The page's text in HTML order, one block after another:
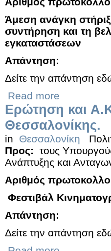
Άμεση ανάγκη
συντήρηση και τη
εγκαταστάσεων
Απάντηση:
Δείτε την απάντηση
Read more
Ερώτηση και
Θεσσαλονίκης.
in Θεσσαλονίκη
Προς:
τους
Ανάπτυξης και
Αριθμός
Φεστιβάλ
Απάντηση:
Δείτε την απάντηση